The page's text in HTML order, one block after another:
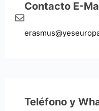
Contacto E-
Teléfono y